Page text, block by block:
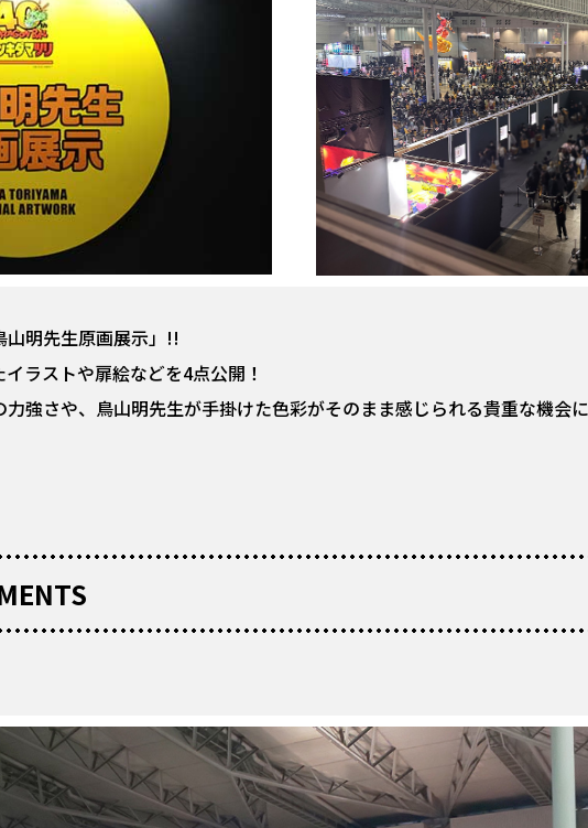
山明先生原画展示」!!
ラストや扉絵などを4点公開！
強さや、鳥山明先生が手掛けた色彩がそのまま感じられる貴重な機会